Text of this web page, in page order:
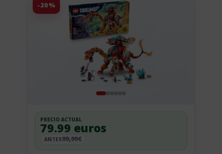
-20%
PRECIO ACTUAL
79.99 euros
ANTES99,99€